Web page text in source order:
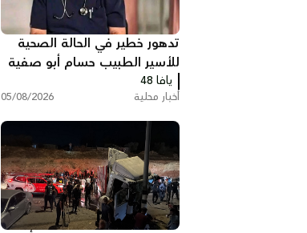
تدهور خطير في الحالة الصحية
للأسير الطبيب حسام أبو صفية
يافا 48
أخبار محلية 05/08/2026